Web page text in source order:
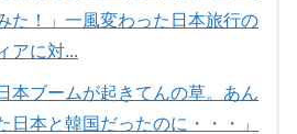
た！」一風変わった日本旅行の
アに対...
本ブームが起きてんの草。あん
日本と韓国だったのに・・・」